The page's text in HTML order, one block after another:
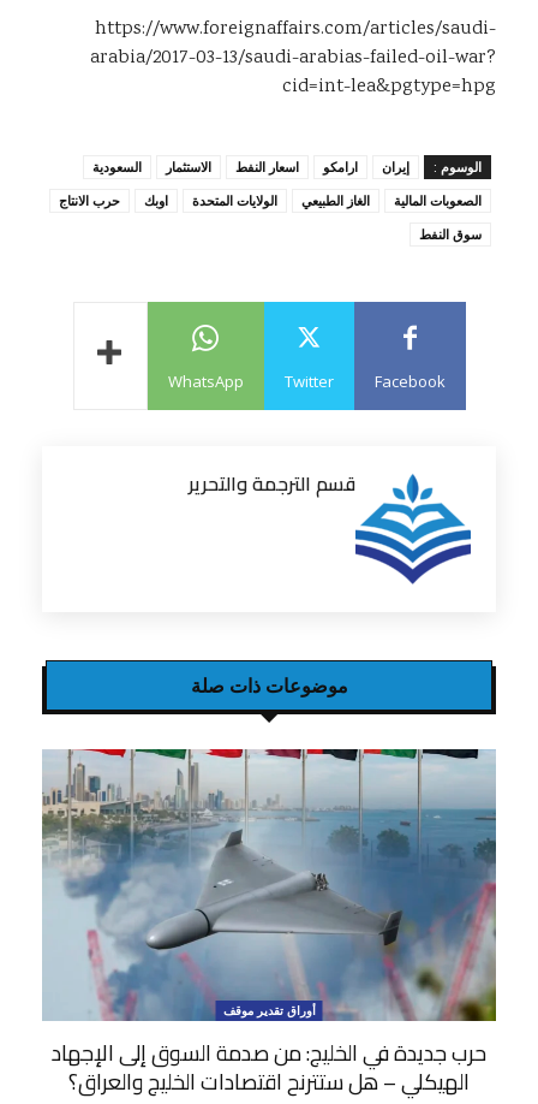
https://www.foreignaffairs.com/articles/saudi-
arabia/2017-03-13/saudi-arabias-failed-oil-war?
cid=int-lea&pgtype=hpg
الوسوم : إيران ارامكو اسعار النفط الاستثمار
السعودية
الصعوبات المالية
الغاز الطبيعي الولايات المتحدة اوبك
حرب الانتاج
سوق النفط
Facebook
Twitter
WhatsApp
قسم الترجمة والتحرير
موضوعات ذات صلة
أوراق تقدير موقف
حرب جديدة في الخليج: من صدمة السوق إلى الإجهاد
الهيكلي – هل ستترنح اقتصادات الخليج والعراق؟